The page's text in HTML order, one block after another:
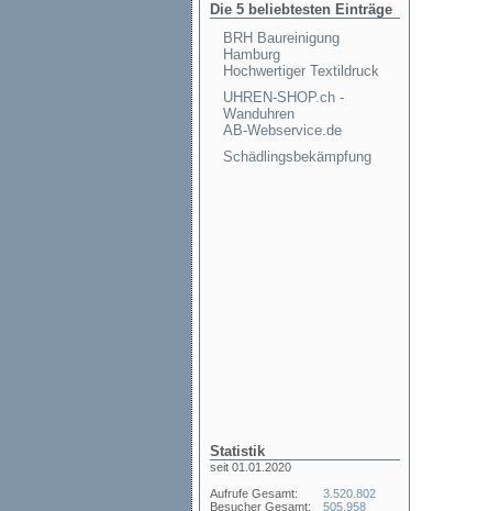
Die 5 beliebtesten Einträge
BRH Baureinigung
Hamburg
Hochwertiger Textildruck
UHREN-SHOP.ch -
Wanduhren
AB-Webservice.de
Schädlingsbekämpfung
Statistik
seit 01.01.2020
Aufrufe Gesamt:
Besucher Gesamt:
3.520.802
505.958